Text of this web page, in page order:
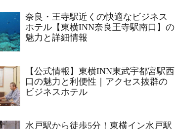
奈良・王寺駅近くの快適なビジネス
ホテル【東横INN奈良王寺駅南口】の
魅力と詳細情報
【公式情報】東横INN東武宇都宮駅西
口の魅力と利便性｜アクセス抜群の
ビジネスホテル
水戸駅から徒歩5分！東横イン水戸駅